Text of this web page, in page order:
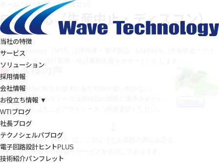
当社の特徴
サービス
ソリューション
採用情報
会社情報
お役立ち情報 ▼
WTIブログ
社長ブログ
テクノシェルパブログ
電子回路設計ヒントPLUS
技術紹介パンフレット
EOL対応（ディスコン）
EOL対応（生産中止・ディスコン）
Wave Technology
スコン）に伴う設計変更・検証業務全般をサポートいたします。
◆お客様の声
●量産製品の
●だが、社内のリソースは新商品の開発に集中させたい。
●EOL対応は丸ごとアウトソース（外部委託）したい。
Wave Technology （WTI
し EOL対応全般を請け負うサービスを提供しております。